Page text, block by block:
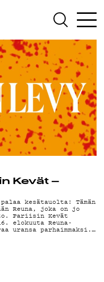
Kevät –
kesätauolta! Tämän
Reuna, joka on jo
Pariisin Kevät
elokuuta Reuna-
uransa parhaimmaksi.…